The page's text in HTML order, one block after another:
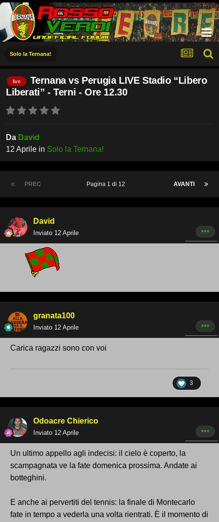
Solo la Ternana!
live
Ternana vs Perugia LIVE Stadio “Libero
Liberati” - Terni - Ore 12.30
Da David
12 Aprile in Solo la Ternana!
PREC AVANTI
Pagina 1 di 12
David
Inviato 12 Aprile
granata100
Inviato 12 Aprile
Carica ragazzi sono con voi
3
Odoacre Chierico
Inviato 12 Aprile
Un ultimo appello agli indecisi: il cielo è coperto, la
scampagnata ve la fate domenica prossima. Andate ai
botteghini.
E anche ai pervertiti del tennis: la finale di Montecarlo
fate in tempo a vederla una volta rientrati. È il momento di